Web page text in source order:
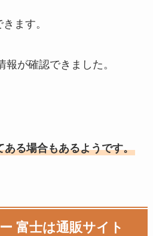
ます。
が確認できました。
ある場合もあるようです。
富士は通販サイト